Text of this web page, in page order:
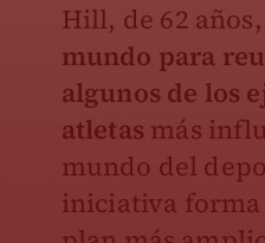
Hill, de 62 años,
mundo para
algunos de los
atletas más
mundo del
iniciativa